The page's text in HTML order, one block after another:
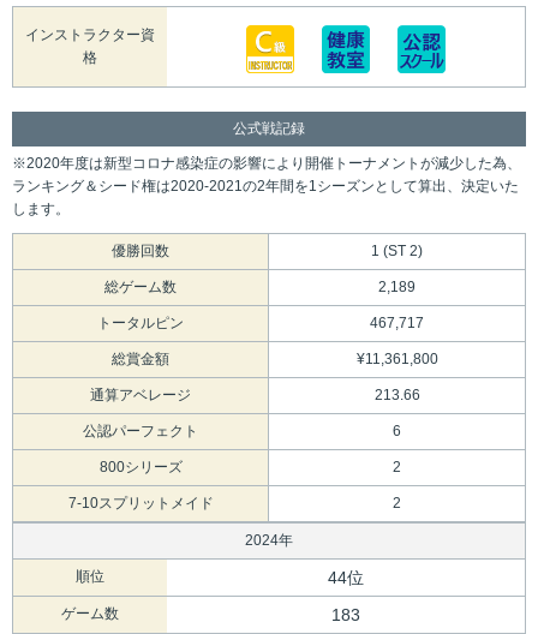
インストラクター資
格
公式戦記録
※2020年度は新型コロナ感染症の影響により開催トーナメントが減少した為、
ランキング＆シード権は2020-2021の2年間を1シーズンとして算出、決定いた
します。
優勝回数 1 (ST 2)
総ゲーム数 2,189
トータルピン 467,717
総賞金額 ¥11,361,800
通算アベレージ 213.66
公認パーフェクト 6
800シリーズ 2
7-10スプリットメイド 2
2024年
順位 44位
ゲーム数 183